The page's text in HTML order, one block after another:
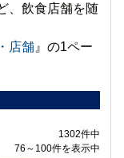
、飲食店舗を随
店舗』の1ペー
1302件中
76～100件を表示中